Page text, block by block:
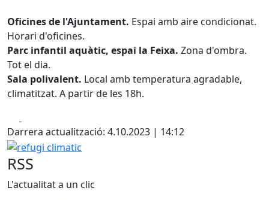
Oficines de l'Ajuntament. Espai amb aire condicionat.
Horari d'oficines.
Parc infantil aquàtic, espai la Feixa. Zona d'ombra.
Tot el dia.
Sala polivalent. Local amb temperatura agradable,
climatitzat. A partir de les 18h.
Darrera actualització: 4.10.2023 | 14:12
refugi climatic
RSS
L'actualitat a un clic